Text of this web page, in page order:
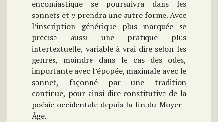
encomiastique se poursuivra dans les
sonnets et y prendra une autre forme. Avec
l’inscription générique plus marquée se
précise aussi une pratique plus
intertextuelle, variable à vrai dire selon les
genres, moindre dans le cas des odes,
importante avec l’épopée, maximale avec le
sonnet, façonné par une tradition
continue, pour ainsi dire constitutive de la
poésie occidentale depuis la fin du Moyen-
Âge.